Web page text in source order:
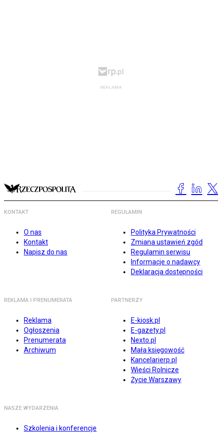
KONTAKT
O nas
Kontakt
Napisz do nas
REGULAMIN
Polityka Prywatności
Zmiana ustawień zgód
Regulamin serwisu
Informacje o nadawcy
Deklaracja dostępności
REKLAMA I PRENUMERATA
Reklama
Ogłoszenia
Prenumerata
Archiwum
PARTNERZY
E-kiosk.pl
E-gazety.pl
Nexto.pl
Mała księgowość
Kancelarierp.pl
Wieści Rolnicze
Życie Warszawy
NASZE WYDARZENIA
Szkolenia i konferencje